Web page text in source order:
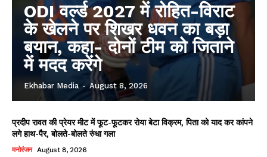
ODI वर्ल्ड 2027 में रोहित-विराट
के खेलने पर शिखर धवन का बड़ा
बयान, कहा- दोनों टीम को जिताने
में मदद करेंगे
Ekhabar Media - August 8, 2026
प्रदीप रावत की प्रेयर मीट में फूट-फूटकर रोया बेटा विक्रम, पिता को याद कर कांपने
लगे हाथ-पैर, बोलते-बोलते रुंधा गला
मनोरंजन August 8, 2026